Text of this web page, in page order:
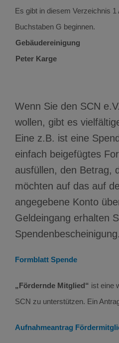
Es gibt in diesem Verzeichnis 1
Buchstaben G beginnen.
Gebäudereinigung
Peter Karge
Wenn Sie den SCN
wollen, gibt es
Eine z.B. ist eine
einfach beigefügtes
ausfüllen, den Betrag,
möchten auf das auf
angegebene Konto
Geldeingang erhalten
Spendenbescheinigung.
Formblatt Spende
„Fördernde Mitglied“ ist eine
SCN zu unterstützen. Ein
Aufnahmeantrag